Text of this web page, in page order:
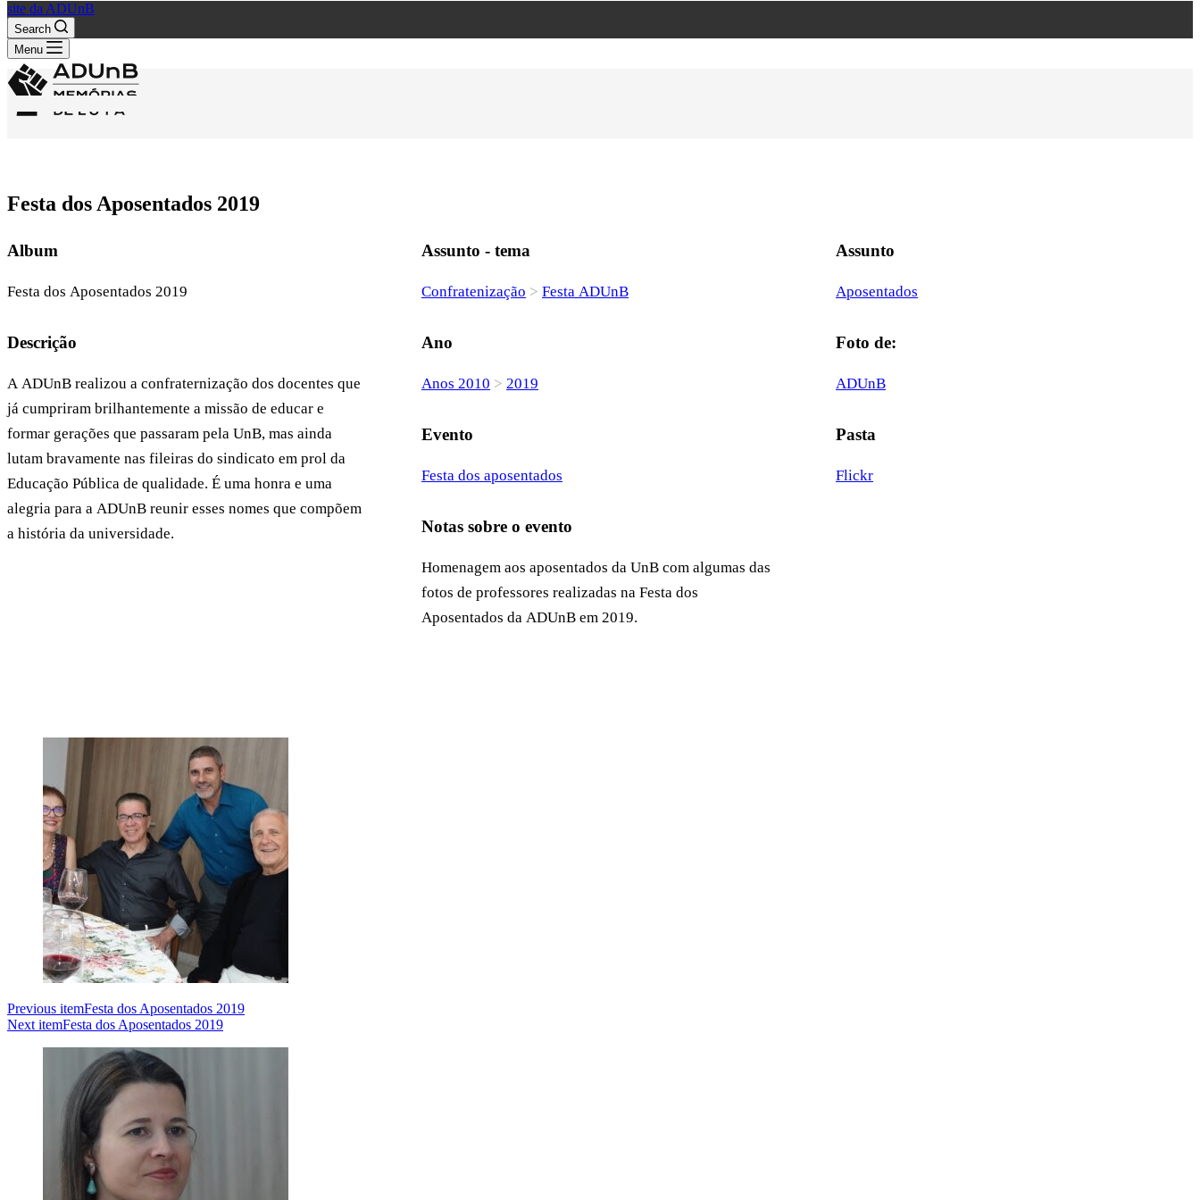
site da ADUnB
Search
Menu
Festa dos Aposentados 2019
Album
Festa dos Aposentados 2019
Descrição
A ADUnB realizou a confraternização dos docentes que
já cumpriram brilhantemente a missão de educar e
formar gerações que passaram pela UnB, mas ainda
lutam bravamente nas fileiras do sindicato em prol da
Educação Pública de qualidade. É uma honra e uma
alegria para a ADUnB reunir esses nomes que compõem
a história da universidade.
Assunto - tema
Confratenização > Festa ADUnB
Ano
Anos 2010 > 2019
Evento
Festa dos aposentados
Notas sobre o evento
Homenagem aos aposentados da UnB com algumas das
fotos de professores realizadas na Festa dos
Aposentados da ADUnB em 2019.
Assunto
Aposentados
Foto de:
ADUnB
Pasta
Flickr
Previous itemFesta dos Aposentados 2019
Next itemFesta dos Aposentados 2019